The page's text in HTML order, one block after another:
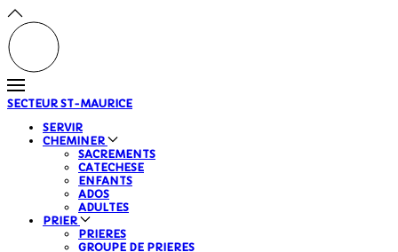
SECTEUR ST-MAURICE
SERVIR
CHEMINER
SACREMENTS
CATECHESE
ENFANTS
ADOS
ADULTES
PRIER
PRIERES
GROUPE DE PRIERES